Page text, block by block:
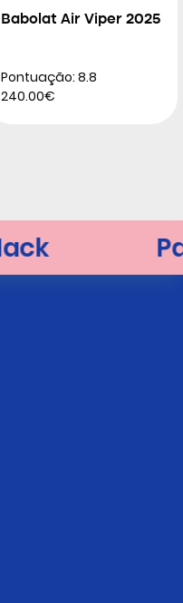
Babolat Air Viper 2025
Pontuação: 8.8
240.00€